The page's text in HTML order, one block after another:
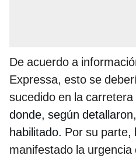
De acuerdo a
Expressa, esto se
sucedido en la carretera
donde, según
habilitado. Por su parte,
manifestado la